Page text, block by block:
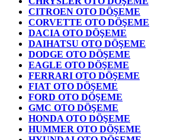
CITROEN OTO DÖŞEME
CORVETTE OTO DÖŞEME
DACIA OTO DÖŞEME
DAIHATSU OTO DÖŞEME
DODGE OTO DÖŞEME
EAGLE OTO DÖŞEME
FERRARI OTO DÖŞEME
FIAT OTO DÖŞEME
FORD OTO DÖŞEME
GMC OTO DÖŞEME
HONDA OTO DÖŞEME
HUMMER OTO DÖŞEME